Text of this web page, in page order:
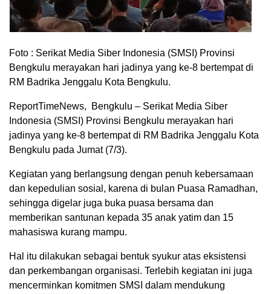
Foto : Serikat Media Siber Indonesia (SMSI) Provinsi
Bengkulu merayakan hari jadinya yang ke-8 bertempat di
RM Badrika Jenggalu Kota Bengkulu.
ReportTimeNews, Bengkulu – Serikat Media Siber
Indonesia (SMSI) Provinsi Bengkulu merayakan hari
jadinya yang ke-8 bertempat di RM Badrika Jenggalu Kota
Bengkulu pada Jumat (7/3).
Kegiatan yang berlangsung dengan penuh kebersamaan
dan kepedulian sosial, karena di bulan Puasa Ramadhan,
sehingga digelar juga buka puasa bersama dan
memberikan santunan kepada 35 anak yatim dan 15
mahasiswa kurang mampu.
Hal itu dilakukan sebagai bentuk syukur atas eksistensi
dan perkembangan organisasi. Terlebih kegiatan ini juga
mencerminkan komitmen SMSI dalam mendukung